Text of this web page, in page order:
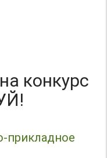
конкурс
прикладное